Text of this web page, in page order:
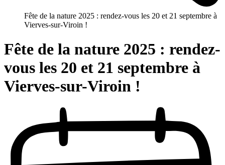
Fête de la nature 2025 : rendez-vous les 20 et 21 septembre à
Vierves-sur-Viroin !
Fête de la nature 2025 : rendez-
vous les 20 et 21 septembre à
Vierves-sur-Viroin !